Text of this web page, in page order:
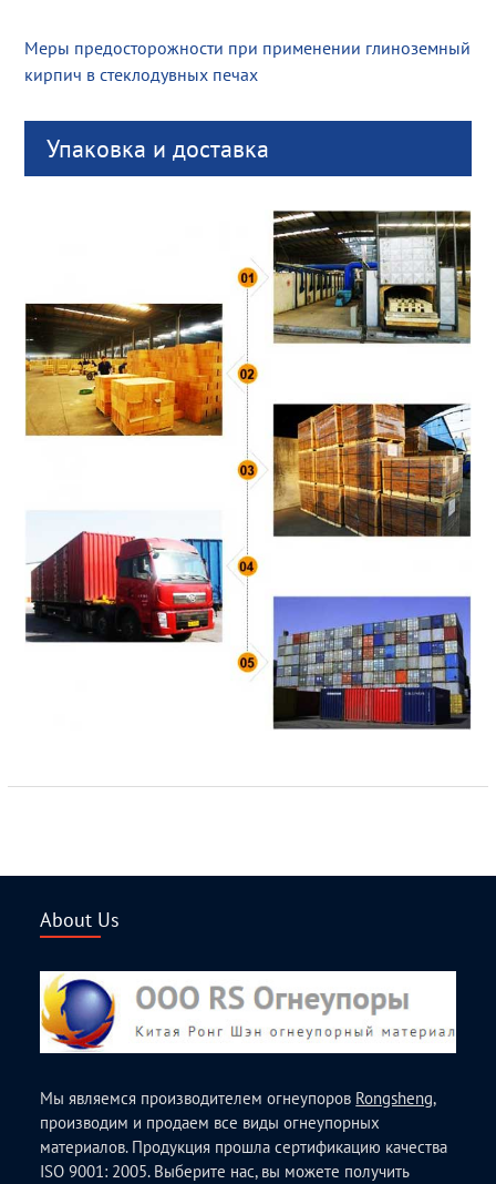
Меры предосторожности при применении глиноземный
кирпич в стеклодувных печах
Упаковка и доставка
About Us
Мы являемся производителем огнеупоров Rongsheng,
производим и продаем все виды огнеупорных
материалов. Продукция прошла сертификацию качества
ISO 9001: 2005. Выберите нас, вы можете получить